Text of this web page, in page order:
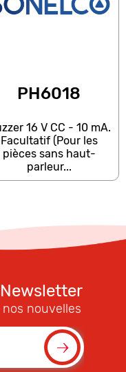
PH6018
16 V CC - 10 mA.
Facultatif (Pour les
pièces sans haut-
parleur...
nouvelles